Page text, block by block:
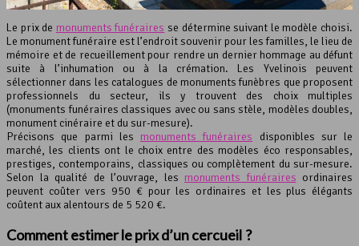
Le prix de monuments funéraires se détermine suivant le modèle choisi.
Le monument funéraire est l’endroit souvenir pour les familles, le lieu de
mémoire et de recueillement pour rendre un dernier hommage au défunt
suite à l’inhumation ou à la crémation. Les Yvelinois peuvent
sélectionner dans les catalogues de monuments funèbres que proposent
professionnels du secteur, ils y trouvent des choix multiples
(monuments funéraires classiques avec ou sans stèle, modèles doubles,
monument cinéraire et du sur-mesure).
Précisons que parmi les monuments funéraires disponibles sur le
marché, les clients ont le choix entre des modèles éco responsables,
prestiges, contemporains, classiques ou complètement du sur-mesure.
Selon la qualité de l’ouvrage, les monuments funéraires ordinaires
peuvent coûter vers 950 € pour les ordinaires et les plus élégants
coûtent aux alentours de 5 520 €.
Comment estimer le prix d’un cercueil ?